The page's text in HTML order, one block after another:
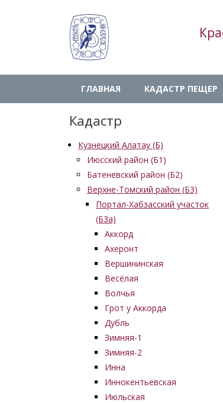
Main
navigation
ГЛАВНАЯ КАДАСТР ПЕЩЕР
Кадастр
Кузнецкий Алатау (Б)
Июсский район (Б1)
Батеневский район (Б2)
Верхне-Томский район (Б3)
Портал-Хабзасский участок
(Б3а)
Аккорд
Ахеронт
Вершининская
Весёлая
Волчья
Грот у Аккорда
Дубль
Зимняя-1
Зимняя-2
Инна
Иннокентьевская
Июльская